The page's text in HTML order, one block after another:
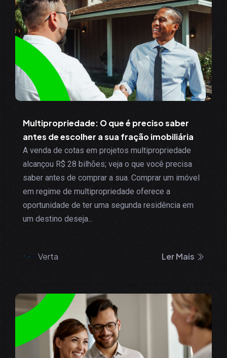
Multipropriedade: O que é preciso saber
antes de escolher a sua fração imobiliária
A venda de cotas em projetos multipropriedade
alcançou R$ 28 bilhões; veja o que você precisa
saber antes de comprar a sua. Comprar um imóvel
em regime de multipropriedade oferece a
oportunidade de ter uma segunda residência em
um destino deseja...
Verta Ler Mais